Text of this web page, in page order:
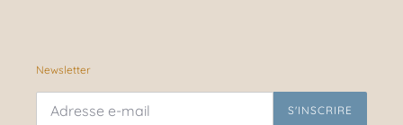
Newsletter
S'INSCRIRE